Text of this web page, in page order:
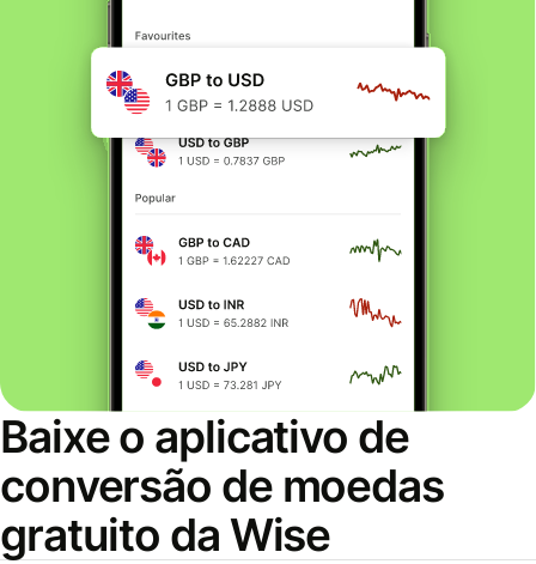
Baixe o aplicativo de
conversão de moedas
gratuito da Wise